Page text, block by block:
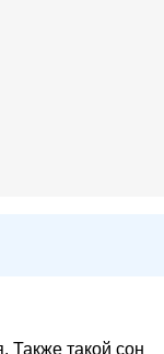
Также такой сон